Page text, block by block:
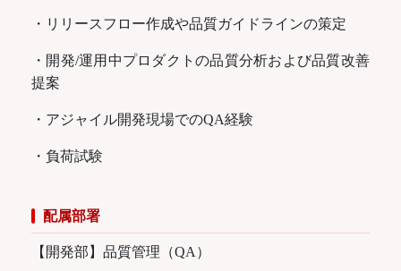
・リリースフロー作成や品質ガイドラインの策定
・開発/運用中プロダクトの品質分析および品質改善
提案
・アジャイル開発現場でのQA経験
・負荷試験
配属部署
【開発部】品質管理（QA）